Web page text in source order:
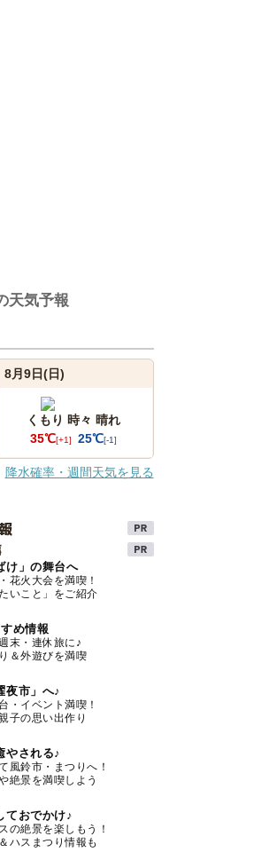
天気予報
8月9日(日)
くもり 時々 晴れ
35℃[+1] 25℃[-1]
降水確率・週間天気を見る
け」の舞台へ
花火大会を満喫！
いこと」をご紹介
め情報
末・連休旅に♪
＆外遊びを満喫
夜市」へ♪
・イベント満喫！
子の思い出作り
やされる♪
風鈴市・まつりへ！
絶景を満喫しよう
ておでかけ♪
の絶景を楽しもう！
ハスまつり情報も